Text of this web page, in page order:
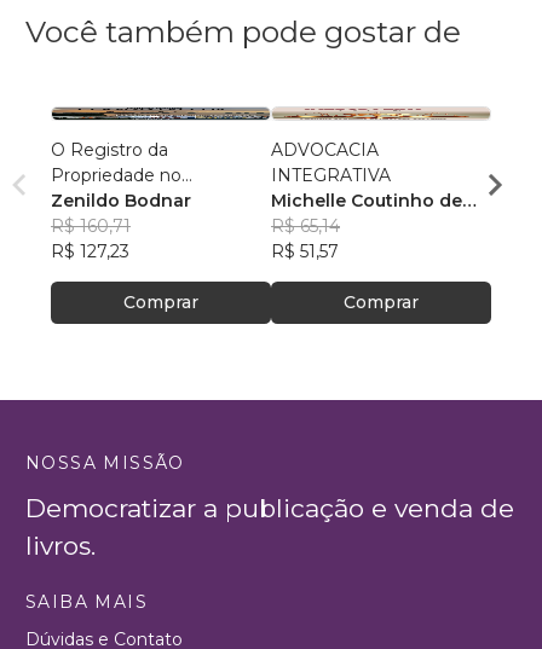
Você também pode gostar de
O Registro da
Propriedade no
Maranhão: Teoria e Prática
Zenildo Bodnar
R$ 160,71
R$ 127,23
Comprar
ADVOCACIA
INTEGRATIVA
Michelle Coutinho de
Azevedo Carvalho
R$ 65,14
R$ 51,57
Comprar
José
NOSSA MISSÃO
Democratizar a publicação e venda de
livros.
SAIBA MAIS
Dúvidas e Contato